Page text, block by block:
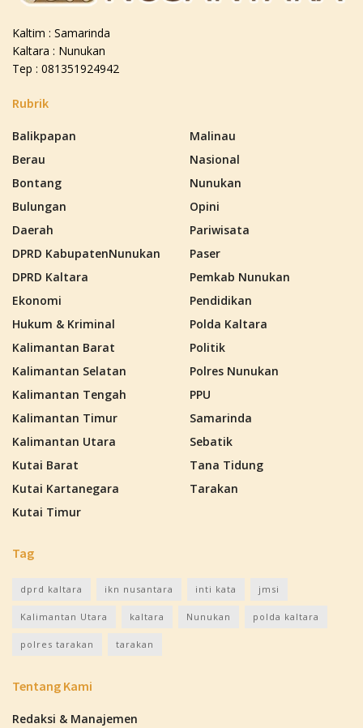
Kaltim : Samarinda
Kaltara : Nunukan
Tep : 081351924942
Rubrik
Balikpapan
Berau
Bontang
Bulungan
Daerah
DPRD KabupatenNunukan
DPRD Kaltara
Ekonomi
Hukum & Kriminal
Kalimantan Barat
Kalimantan Selatan
Kalimantan Tengah
Kalimantan Timur
Kalimantan Utara
Kutai Barat
Kutai Kartanegara
Kutai Timur
Malinau
Nasional
Nunukan
Opini
Pariwisata
Paser
Pemkab Nunukan
Pendidikan
Polda Kaltara
Politik
Polres Nunukan
PPU
Samarinda
Sebatik
Tana Tidung
Tarakan
Tag
dprd kaltara ikn nusantara inti kata jmsi
Kalimantan Utara kaltara Nunukan polda kaltara
polres tarakan tarakan
Tentang Kami
Redaksi & Manajemen